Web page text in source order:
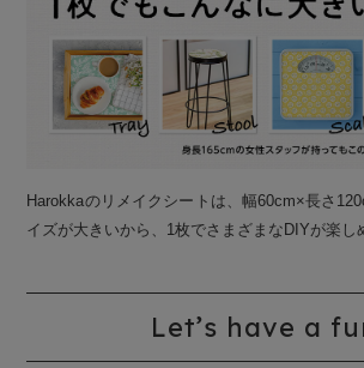
Harokkaのリメイクシートは、幅60cm×長さ
イズが大きいから、1枚でさまざまなDIYが楽し
Let’s have a